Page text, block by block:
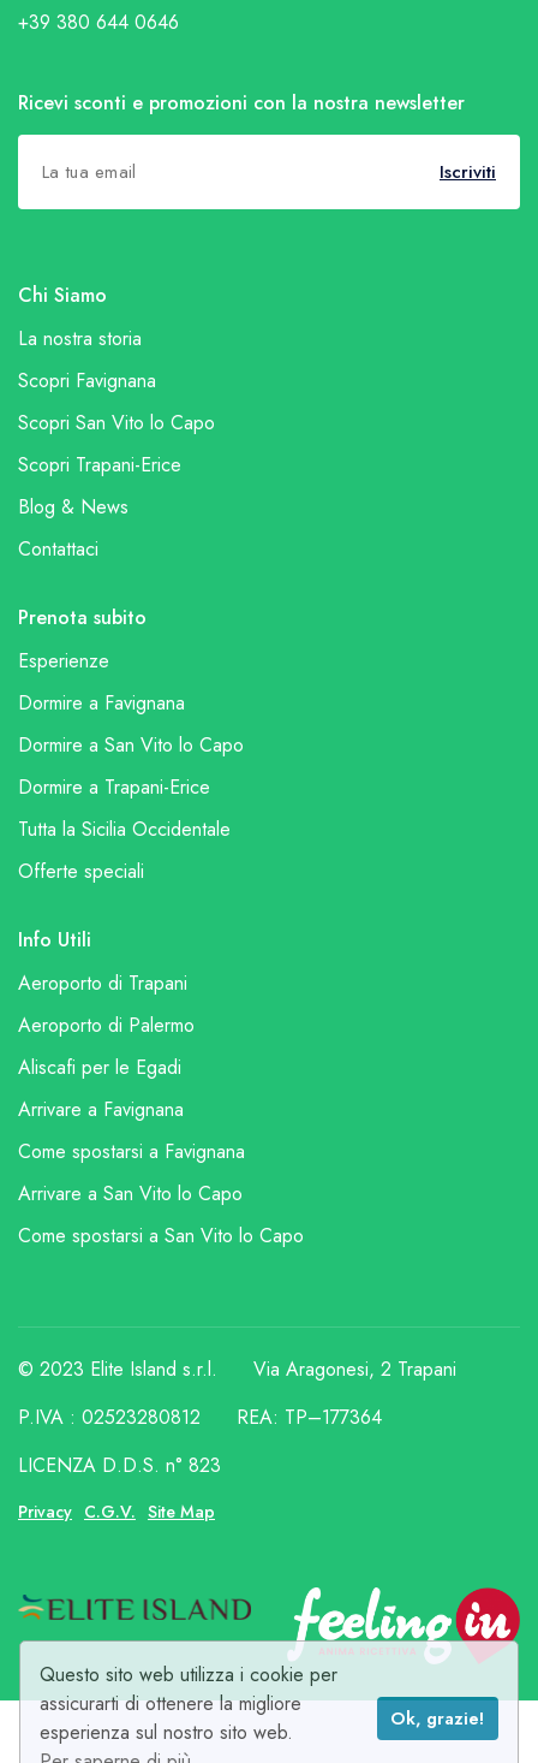
Questo sito web utilizza i cookie per
assicurarti di ottenere la migliore
esperienza sul nostro sito web.
Ok, grazie!
+39 380 644 0646
Ricevi sconti e promozioni con la nostra newsletter
Iscriviti
Chi Siamo
La nostra storia
Scopri Favignana
Scopri San Vito lo Capo
Scopri Trapani-Erice
Blog & News
Contattaci
Prenota subito
Esperienze
Dormire a Favignana
Dormire a San Vito lo Capo
Dormire a Trapani-Erice
Tutta la Sicilia Occidentale
Offerte speciali
Info Utili
Aeroporto di Trapani
Aeroporto di Palermo
Aliscafi per le Egadi
Arrivare a Favignana
Come spostarsi a Favignana
Arrivare a San Vito lo Capo
Come spostarsi a San Vito lo Capo
© 2023 Elite Island s.r.l.
Via Aragonesi, 2 Trapani
P.IVA : 02523280812
REA: TP–177364
LICENZA D.D.S. n° 823
Privacy C.G.V. Site Map